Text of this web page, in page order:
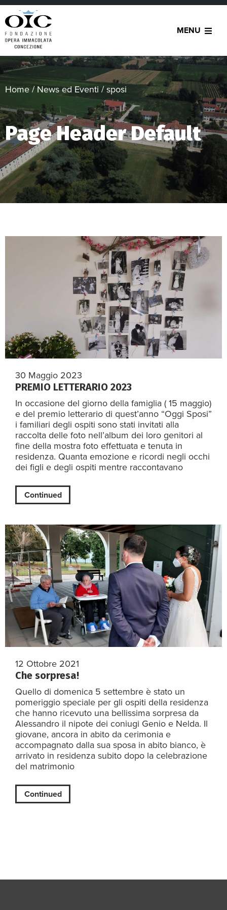
MENU
Home /News ed Eventi /sposi
Page Header Default
30 Maggio 2023
PREMIO LETTERARIO 2023
In occasione del giorno della famiglia ( 15 maggio)
e del premio letterario di quest’anno “Oggi Sposi”
i familiari degli ospiti sono stati invitati alla
raccolta delle foto nell’album dei loro genitori al
fine della mostra foto effettuata e tenuta in
residenza. Quanta emozione e ricordi negli occhi
dei figli e degli ospiti mentre raccontavano
Continued
12 Ottobre 2021
Che sorpresa!
Quello di domenica 5 settembre è stato un
pomeriggio speciale per gli ospiti della residenza
che hanno ricevuto una bellissima sorpresa da
Alessandro il nipote dei coniugi Genio e Nelda. Il
giovane, ancora in abito da cerimonia e
accompagnato dalla sua sposa in abito bianco, è
arrivato in residenza subito dopo la celebrazione
del matrimonio
Continued